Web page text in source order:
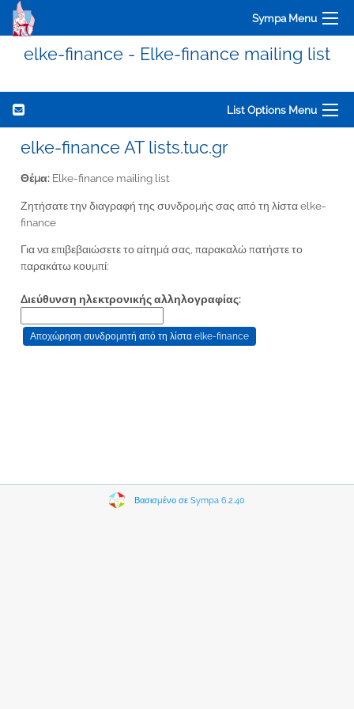
Sympa Menu
elke-finance - Elke-finance mailing list
List Options Menu
elke-finance AT lists.tuc.gr
Θέμα: Elke-finance mailing list
Ζητήσατε την διαγραφή της συνδρομής σας από τη λίστα elke-
finance
Για να επιβεβαιώσετε το αίτημά σας, παρακαλώ πατήστε το
παρακάτω κουμπί:
Διεύθυνση ηλεκτρονικής αλληλογραφίας:
Βασισμένο σε Sympa 6.2.40